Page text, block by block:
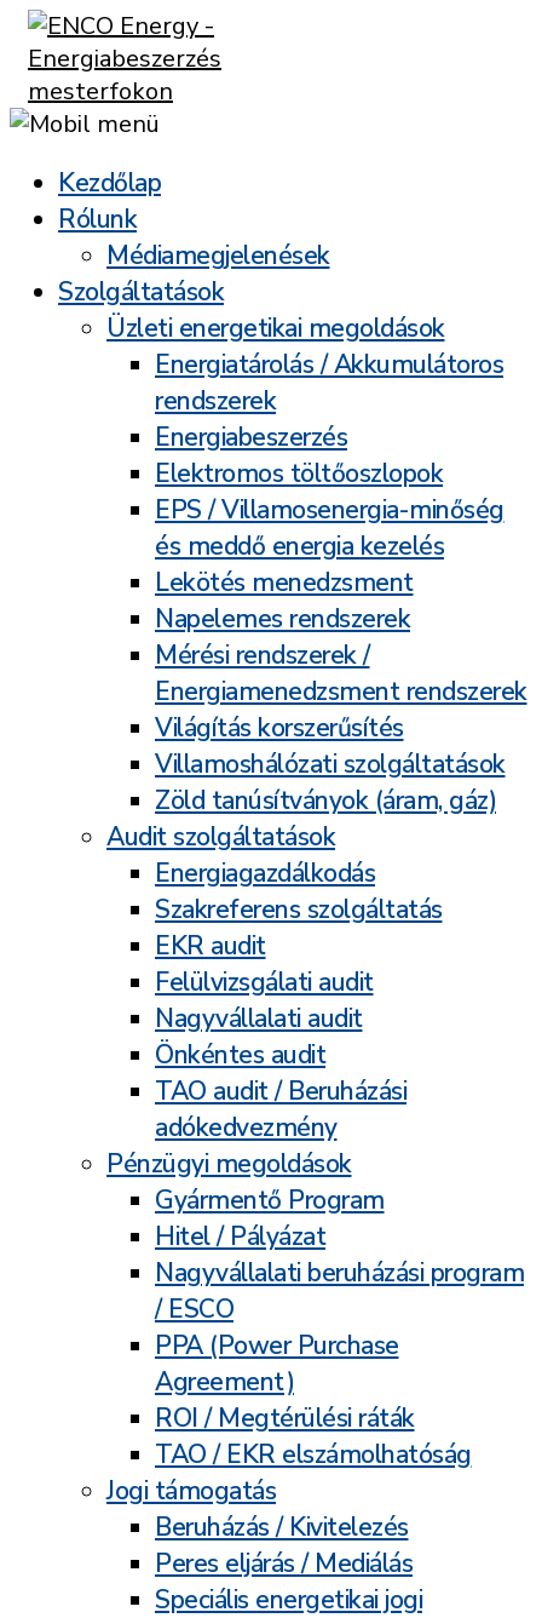
Kezdőlap
Rólunk
Médiamegjelenések
Szolgáltatások
Üzleti energetikai megoldások
Energiatárolás / Akkumulátoros
rendszerek
Energiabeszerzés
Elektromos töltőoszlopok
EPS / Villamosenergia-minőség
és meddő energia kezelés
Lekötés menedzsment
Napelemes rendszerek
Mérési rendszerek /
Energiamenedzsment rendszerek
Világítás korszerűsítés
Villamoshálózati szolgáltatások
Zöld tanúsítványok (áram, gáz)
Audit szolgáltatások
Energiagazdálkodás
Szakreferens szolgáltatás
EKR audit
Felülvizsgálati audit
Nagyvállalati audit
Önkéntes audit
TAO audit / Beruházási
adókedvezmény
Pénzügyi megoldások
Gyármentő Program
Hitel / Pályázat
Nagyvállalati beruházási program
/ ESCO
PPA (Power Purchase
Agreement)
ROI / Megtérülési ráták
TAO / EKR elszámolhatóság
Jogi támogatás
Beruházás / Kivitelezés
Peres eljárás / Mediálás
Speciális energetikai jogi